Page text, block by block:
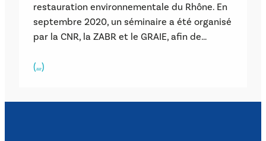
restauration environnementale du Rhône. En
septembre 2020, un séminaire a été organisé
par la CNR, la ZABR et le GRAIE, afin de…
(…)